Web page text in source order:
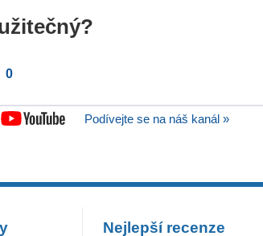
0
Podívejte se na náš kanál »
Nejlepší recenze